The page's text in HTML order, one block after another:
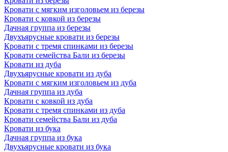
Кровати с мягким изголовьем из березы
Кровати с ковкой из березы
Дачная группа из березы
Двухъярусные кровати из березы
Кровати с тремя спинками из березы
Кровати семейства Бали из березы
Кровати из дуба
Двухъярусные кровати из дуба
Кровати с мягким изголовьем из дуба
Дачная группа из дуба
Кровати с ковкой из дуба
Кровати с тремя спинками из дуба
Кровати семейства Бали из дуба
Кровати из бука
Дачная группа из бука
Двухъярусные кровати из бука